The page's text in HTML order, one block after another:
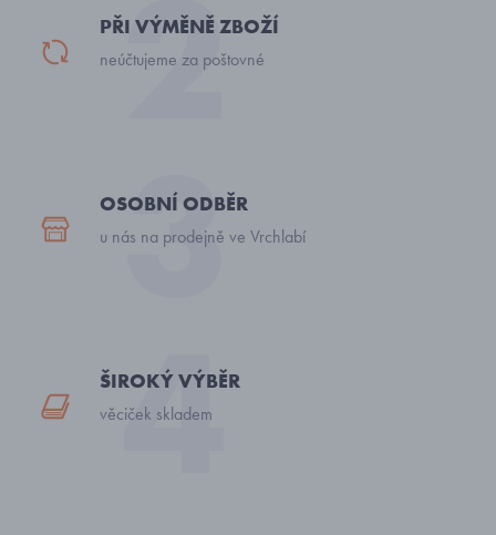
PŘI VÝMĚNĚ ZBOŽÍ
neúčtujeme za poštovné
OSOBNÍ ODBĚR
u nás na prodejně ve Vrchlabí
ŠIROKÝ VÝBĚR
věciček skladem